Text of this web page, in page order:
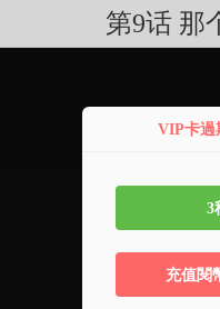
第9话 那
VIP卡過
3
充值閱